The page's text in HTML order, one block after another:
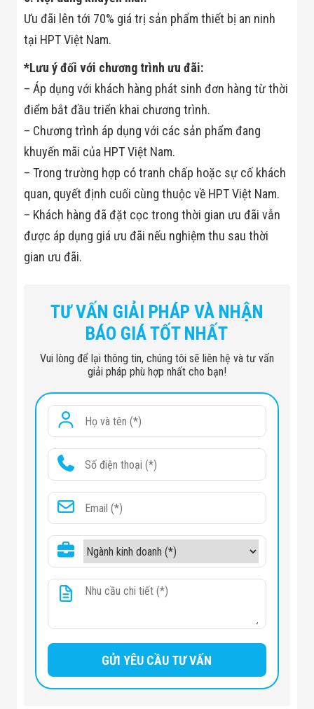
Vết Nứt Sản
Phẩm
Flycam
THIẾT BỊ KIỂM
Loại
Lý (X-Ray)
Cổng Phân Làn
Tự Động
Nhận Diện
Ngành
Thiết Bị Ngành
Thực Phẩm
Công Nghiệp
Thiết Bị Ngành
Thiết Bị Ngành
Thủy Sản
Giày Da, Túi
Xách
Thủy Sản
Dự Án Ngành
Thực Phẩm
Dự Án Ngành
Dự Án Ngành
Trường Học
Điện Tử
Dự Án Ngành
Ưu đãi lên tới 70% giá trị sản phẩm thiết bị an ninh
tại HPT Việt Nam.
*Lưu ý đối với chương trình ưu đãi:
– Áp dụng với khách hàng phát sinh đơn hàng từ thời
điểm bắt đầu triển khai chương trình.
– Chương trình áp dụng với các sản phẩm đang
khuyến mãi của HPT Việt Nam.
– Trong trường hợp có tranh chấp hoặc sự cố khách
quan, quyết định cuối cùng thuộc về HPT Việt Nam.
– Khách hàng đã đặt cọc trong thời gian ưu đãi vẫn
được áp dụng giá ưu đãi nếu nghiệm thu sau thời
gian ưu đãi.
TƯ VẤN GIẢI PHÁP VÀ NHẬN
BÁO GIÁ TỐT NHẤT
Vui lòng để lại thông tin, chúng tôi sẽ liên hệ và tư vấn
giải pháp phù hợp nhất cho bạn!